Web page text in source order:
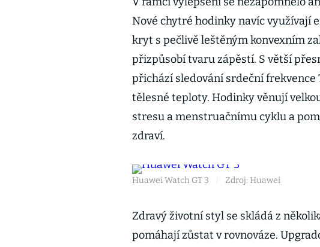
Nové chytré hodinky navíc využívají
kryt s pečlivě leštěným konvexním
přizpůsobí tvaru zápěstí. S větší
přichází sledování srdeční frekvence
tělesné teploty. Hodinky věnují
stresu a menstruačnímu cyklu a
zdraví.
Huawei Watch GT 3 Zdroj: Huawei
Zdravý životní styl se skládá z
pomáhají zůstat v rovnováze.